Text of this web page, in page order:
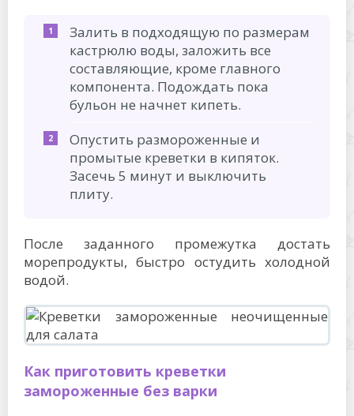
Залить в подходящую по размерам
кастрюлю воды, заложить все
составляющие, кроме главного
компонента. Подождать пока
бульон не начнет кипеть.
Опустить размороженные и
промытые креветки в кипяток.
Засечь 5 минут и выключить
плиту.
После заданного промежутка достать
морепродукты, быстро остудить холодной
водой.
Как приготовить креветки
замороженные без варки